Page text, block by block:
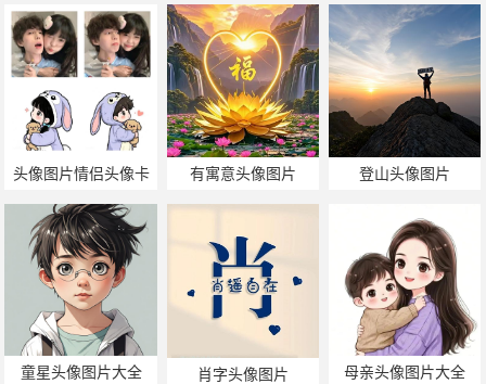
头像图片情侣头像卡
通
有寓意头像图片 登山头像图片
童星头像图片大全 肖字头像图片 母亲头像图片大全